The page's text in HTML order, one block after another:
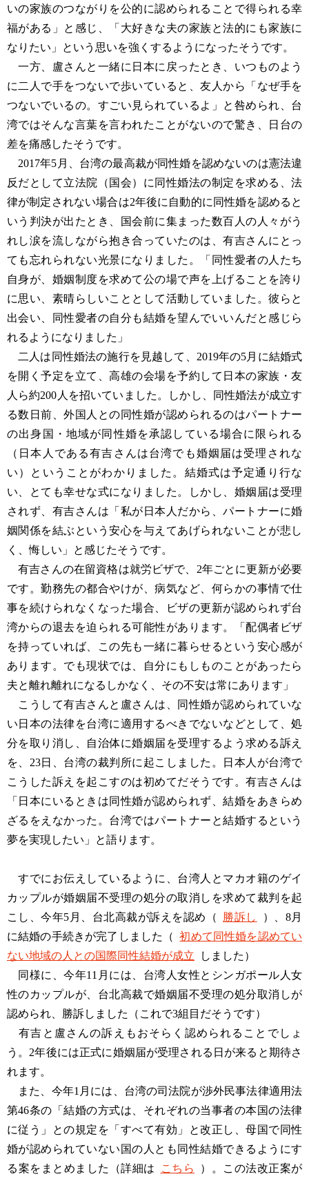
いの家族のつながりを公的に認められることで得られる幸
福がある」と感じ、「大好きな夫の家族と法的にも家族に
なりたい」という思いを強くするようになったそうです。
一方、盧さんと一緒に日本に戻ったとき、いつものよう
に二人で手をつないで歩いていると、友人から「なぜ手を
つないでいるの。すごい見られているよ」と咎められ、台
湾ではそんな言葉を言われたことがないので驚き、日台の
差を痛感したそうです。
2017年5月、台湾の最高裁が同性婚を認めないのは憲法違
反だとして立法院（国会）に同性婚法の制定を求める、法
律が制定されない場合は2年後に自動的に同性婚を認めると
いう判決が出たとき、国会前に集まった数百人の人々がう
れし涙を流しながら抱き合っていたのは、有吉さんにとっ
ても忘れられない光景になりました。「同性愛者の人たち
自身が、婚姻制度を求めて公の場で声を上げることを誇り
に思い、素晴らしいこととして活動していました。彼らと
出会い、同性愛者の自分も結婚を望んでいいんだと感じら
れるようになりました」
二人は同性婚法の施行を見越して、2019年の5月に結婚式
を開く予定を立て、高雄の会場を予約して日本の家族・友
人ら約200人を招いていました。しかし、同性婚法が成立す
る数日前、外国人との同性婚が認められるのはパートナー
の出身国・地域が同性婚を承認している場合に限られる
（日本人である有吉さんは台湾でも婚姻届は受理されな
い）ということがわかりました。結婚式は予定通り行な
い、とても幸せな式になりました。しかし、婚姻届は受理
されず、有吉さんは「私が日本人だから、パートナーに婚
姻関係を結ぶという安心を与えてあげられないことが悲し
く、悔しい」と感じたそうです。
有吉さんの在留資格は就労ビザで、2年ごとに更新が必要
です。勤務先の都合やけが、病気など、何らかの事情で仕
事を続けられなくなった場合、ビザの更新が認められず台
湾からの退去を迫られる可能性があります。「配偶者ビザ
を持っていれば、この先も一緒に暮らせるという安心感が
あります。でも現状では、自分にもしものことがあったら
夫と離れ離れになるしかなく、その不安は常にあります」
こうして有吉さんと盧さんは、同性婚が認められていな
い日本の法律を台湾に適用するべきでないなどとして、処
分を取り消し、自治体に婚姻届を受理するよう求める訴え
を、23日、台湾の裁判所に起こしました。日本人が台湾で
こうした訴えを起こすのは初めてだそうです。有吉さんは
「日本にいるときは同性婚が認められず、結婚をあきらめ
ざるをえなかった。台湾ではパートナーと結婚するという
夢を実現したい」と語ります。
すでにお伝えしているように、台湾人とマカオ籍のゲイ
カップルが婚姻届不受理の処分の取消しを求めて裁判を起
こし、今年5月、台北高裁が訴えを認め（
勝訴し
）、8月
に結婚の手続きが完了しました（
初めて同性婚を認めてい
ない地域の人との国際同性結婚が成立
しました）
同様に、今年11月には、台湾人女性とシンガポール人女
性のカップルが、台北高裁で婚姻届不受理の処分取消しが
認められ、勝訴しました（これで3組目だそうです）
有吉と盧さんの訴えもおそらく認められることでしょ
う。2年後には正式に婚姻届が受理される日が来ると期待さ
れます。
また、今年1月には、台湾の司法院が渉外民事法律適用法
第46条の「結婚の方式は、それぞれの当事者の本国の法律
に従う」との規定を「すべて有効」と改正し、母国で同性
婚が認められていない国の人とも同性結婚できるようにす
る案をまとめました（詳細は
こちら
）。この法改正案が